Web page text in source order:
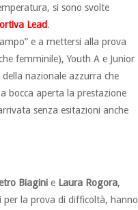
si sono svolte
Lead.
e a mettersi alla prova
femminile), Youth A e Junior
nazionale azzurra che
bocca aperta la prestazione
senza esitazioni anche
Biagini e Laura Rogora,
per la prova di difficoltà, hanno